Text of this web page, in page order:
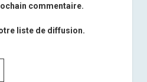
commentaire.
liste de diffusion.